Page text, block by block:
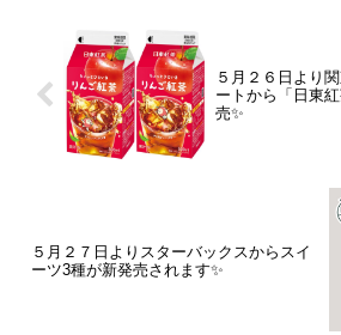
５月２６日より
ートから「日東
売✨
５月２７日よりスターバックスからスイ
ーツ3種が新発売されます✨